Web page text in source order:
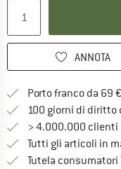
ANNOTA
Porto franco da 69
100 giorni di diritto
> 4.000.000
Tutti gli articoli in
Tutela consumatori